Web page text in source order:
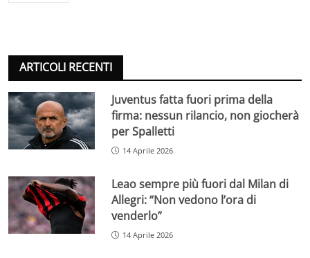
ARTICOLI RECENTI
Juventus fatta fuori prima della
firma: nessun rilancio, non giocherà
per Spalletti
14 Aprile 2026
Leao sempre più fuori dal Milan di
Allegri: “Non vedono l’ora di
venderlo”
14 Aprile 2026